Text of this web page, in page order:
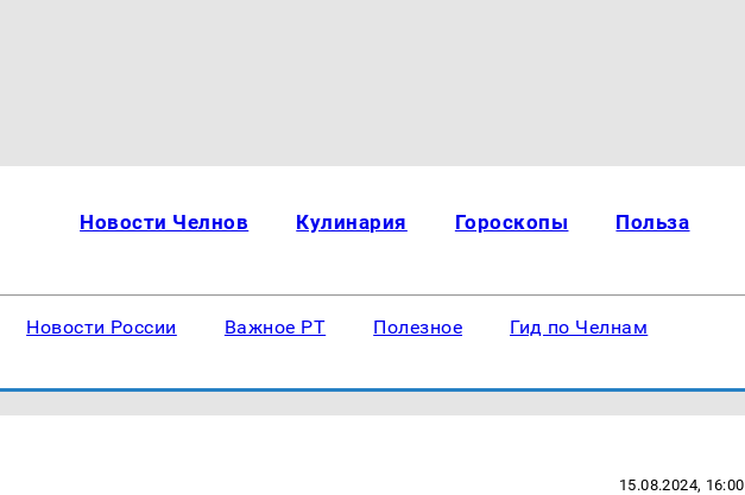
Новости Челнов Кулинария Гороскопы Польза
Новости России Важное РТ Полезное Гид по Челнам
15.08.2024, 16:00